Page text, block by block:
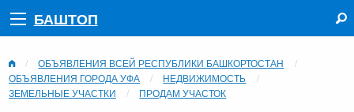
БАШТОП
ОБЪЯВЛЕНИЯ ВСЕЙ РЕСПУБЛИКИ БАШКОРТОСТАН
ОБЪЯВЛЕНИЯ ГОРОДА УФА
НЕДВИЖИМОСТЬ
ЗЕМЕЛЬНЫЕ УЧАСТКИ
ПРОДАМ УЧАСТОК